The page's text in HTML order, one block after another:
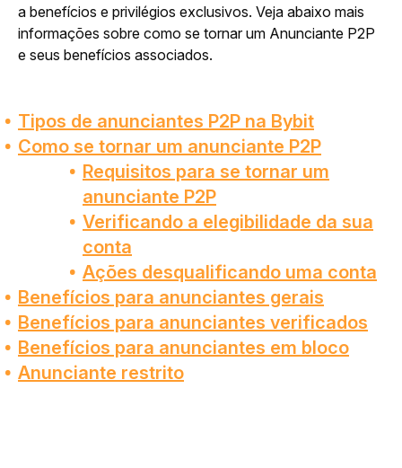
a benefícios e privilégios exclusivos. Veja abaixo mais
informações sobre como se tornar um Anunciante P2P
e seus benefícios associados.
Tipos de anunciantes P2P na Bybit
Como se tornar um anunciante P2P
Requisitos para se tornar um
anunciante P2P
Verificando a elegibilidade da sua
conta
Ações desqualificando uma conta
Benefícios para anunciantes gerais
Benefícios para anunciantes verificados
Benefícios para anunciantes em bloco
Anunciante restrito